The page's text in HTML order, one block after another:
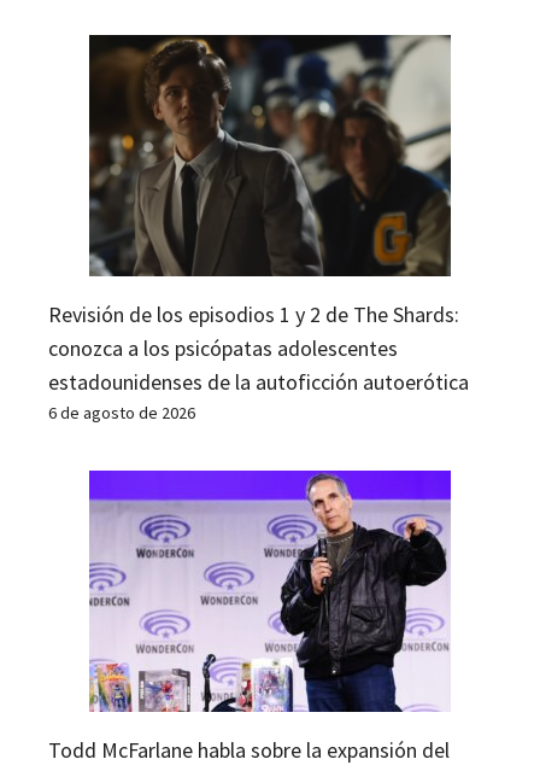
Revisión de los episodios 1 y 2 de The Shards:
conozca a los psicópatas adolescentes
estadounidenses de la autoficción autoerótica
6 de agosto de 2026
Todd McFarlane habla sobre la expansión del